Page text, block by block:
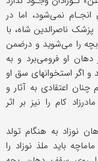
انجـام نمی‌شود، اما در
ناصرالدین شاه، با
را می‌شوید و در‌ضمن
او فرو‌می‌برد و به
اگر استخوانهای سق او
اعتقادی به آثار و
کام را نیز بر اثر
نوزاد به هنگام تولد
باید ملذ نوزاد را